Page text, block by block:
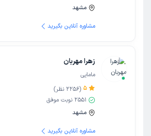
مشهد
مشاوره آنلاین بگیرید
زهرا مهربان
مامایی
5
(
2256 نظر)
2551 نوبت موفق
مشهد
مشاوره آنلاین بگیرید